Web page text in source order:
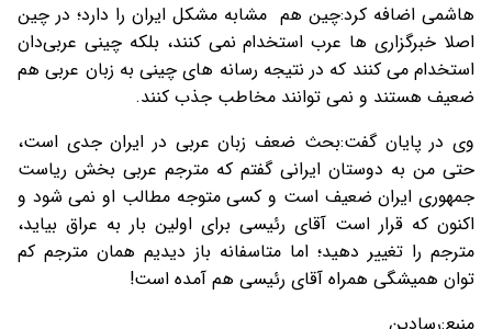
هاشمی اضافه کرد:چین هم مشابه مشکل ایران را دارد؛ در چین
اصلا خبرگزاری ها عرب استخدام نمی کنند، بلکه چینی عربی‌دان
استخدام می کنند که در نتیجه رسانه های چینی به زبان عربی هم
ضعیف هستند و نمی توانند مخاطب جذب کنند.
وی در پایان گفت:بحث ضعف زبان عربی در ایران جدی است،
حتی من به دوستان ایرانی گفتم که مترجم عربی بخش ریاست
جمهوری ایران ضعیف است و کسی متوجه مطالب او نمی شود و
اکنون که قرار است آقای رئیسی برای اولین بار به عراق بیاید،
مترجم را تغییر دهید؛ اما متاسفانه باز دیدیم همان مترجم کم
توان همیشگی همراه آقای رئیسی هم آمده است!